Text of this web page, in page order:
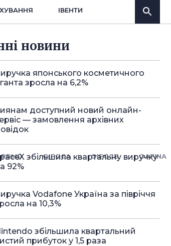
IВЕНТИ
OIFGCA OIFGCB OAFINA
новини
японського косметичного
зросла на 6,2%
доступний новий онлайн-
— замовлення архівних
збільшила квартальну виручку
92%
Vodafone Україна за півріччя
на 10,3%
збільшила квартальний
прибуток у 1,5 раза